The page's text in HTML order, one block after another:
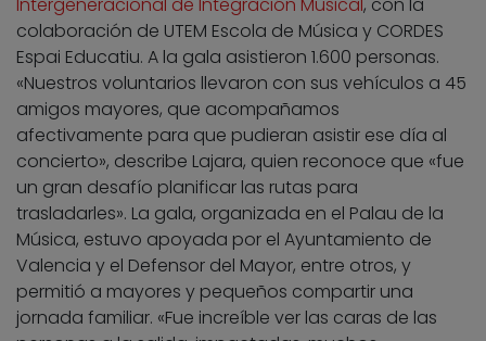
Intergeneracional de Integración Musical, con la
colaboración de UTEM Escola de Música y CORDES
Espai Educatiu. A la gala asistieron 1.600 personas.
«Nuestros voluntarios llevaron con sus vehículos a 45
amigos mayores, que acompañamos
afectivamente para que pudieran asistir ese día al
concierto», describe Lajara, quien reconoce que «fue
un gran desafío planificar las rutas para
trasladarles». La gala, organizada en el Palau de la
Música, estuvo apoyada por el Ayuntamiento de
Valencia y el Defensor del Mayor, entre otros, y
permitió a mayores y pequeños compartir una
jornada familiar. «Fue increíble ver las caras de las